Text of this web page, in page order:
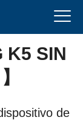
K5 SIN
de